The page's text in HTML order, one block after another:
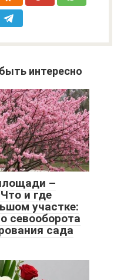
интересно
–
и где
участке:
севооборота
сада